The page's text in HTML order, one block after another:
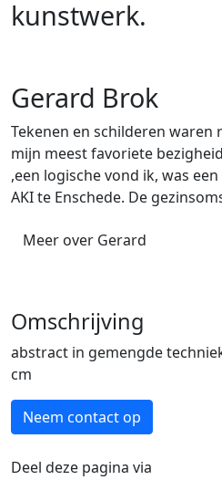
kunstwerk.
Gerard Brok
Tekenen en schilderen waren
mijn meest favoriete
,een logische vond ik, was
AKI te Enschede. De
Meer over Gerard
Omschrijving
abstract in gemengde
cm
Neem contact op
Deel deze pagina via